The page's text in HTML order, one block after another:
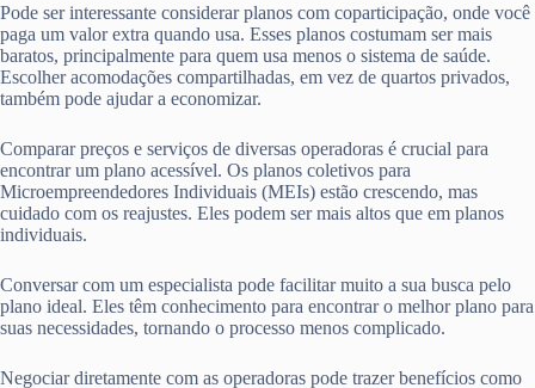
Pode ser interessante considerar planos com coparticipação, onde você
paga um valor extra quando usa. Esses planos costumam ser mais
baratos, principalmente para quem usa menos o sistema de saúde.
Escolher acomodações compartilhadas, em vez de quartos privados,
também pode ajudar a economizar.
Comparar preços e serviços de diversas operadoras é crucial para
encontrar um plano acessível. Os planos coletivos para
Microempreendedores Individuais (MEIs) estão crescendo, mas
cuidado com os reajustes. Eles podem ser mais altos que em planos
individuais.
Conversar com um especialista pode facilitar muito a sua busca pelo
plano ideal. Eles têm conhecimento para encontrar o melhor plano para
suas necessidades, tornando o processo menos complicado.
Negociar diretamente com as operadoras pode trazer benefícios como